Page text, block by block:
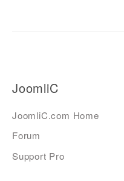
JoomliC
JoomliC.com Home
Forum
Support Pro